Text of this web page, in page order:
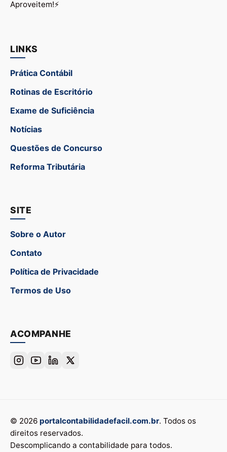
Aproveitem!⚡
LINKS
Prática Contábil
Rotinas de Escritório
Exame de Suficiência
Notícias
Questões de Concurso
Reforma Tributária
SITE
Sobre o Autor
Contato
Política de Privacidade
Termos de Uso
ACOMPANHE
© 2026 portalcontabilidadefacil.com.br. Todos os
direitos reservados.
Descomplicando a contabilidade para todos.